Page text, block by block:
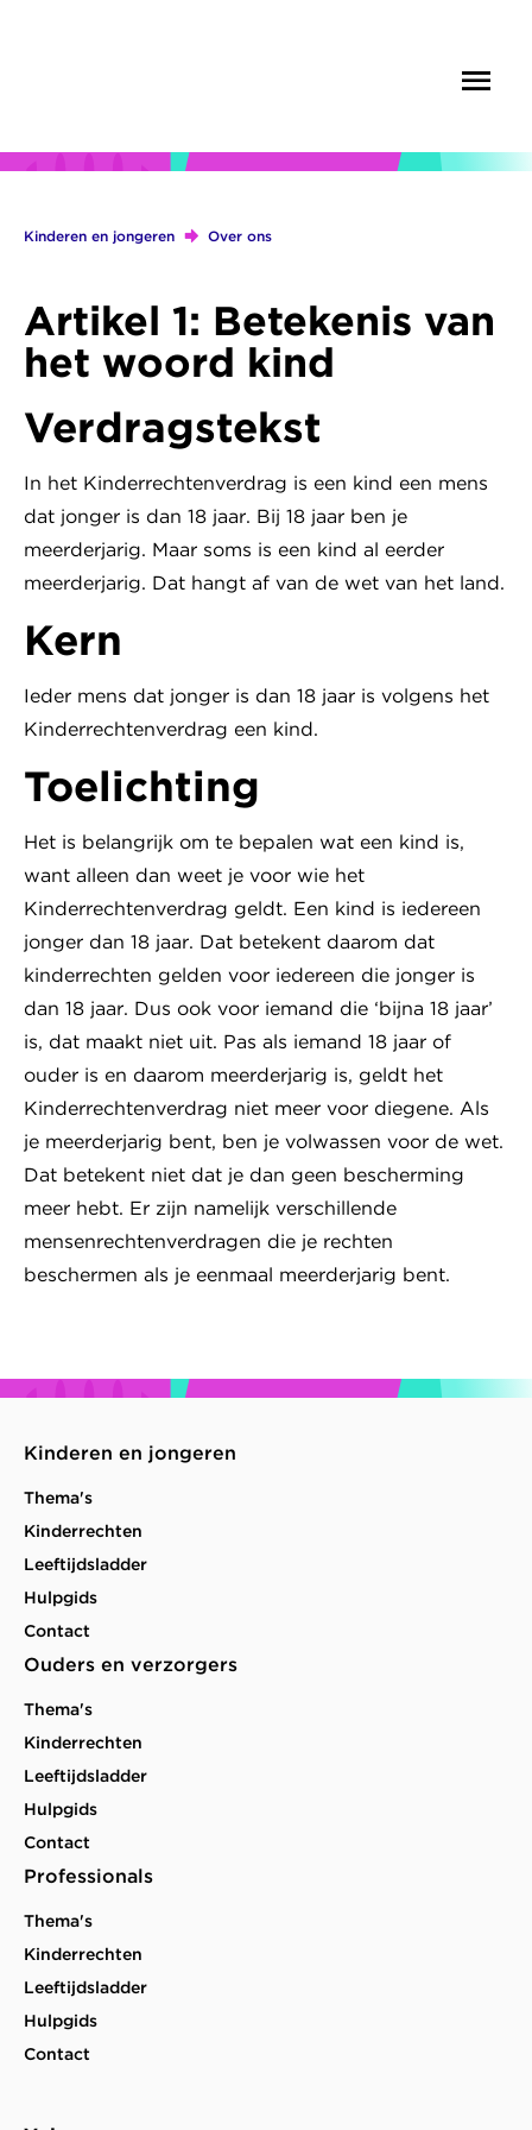
inhoud
Kinderen en jongeren Over ons
Artikel 1: Betekenis van
het woord kind
Verdragstekst
In het Kinderrechtenverdrag is een kind een mens
dat jonger is dan 18 jaar. Bij 18 jaar ben je
meerderjarig. Maar soms is een kind al eerder
meerderjarig. Dat hangt af van de wet van het land.
Kern
Ieder mens dat jonger is dan 18 jaar is volgens het
Kinderrechtenverdrag een kind.
Toelichting
Het is belangrijk om te bepalen wat een kind is,
want alleen dan weet je voor wie het
Kinderrechtenverdrag geldt. Een kind is iedereen
jonger dan 18 jaar. Dat betekent daarom dat
kinderrechten gelden voor iedereen die jonger is
dan 18 jaar. Dus ook voor iemand die ‘bijna 18 jaar’
is, dat maakt niet uit. Pas als iemand 18 jaar of
ouder is en daarom meerderjarig is, geldt het
Kinderrechtenverdrag niet meer voor diegene. Als
je meerderjarig bent, ben je volwassen voor de wet.
Dat betekent niet dat je dan geen bescherming
meer hebt. Er zijn namelijk verschillende
mensenrechtenverdragen die je rechten
beschermen als je eenmaal meerderjarig bent.
Kinderen en jongeren
Thema's
Kinderrechten
Leeftijdsladder
Hulpgids
Contact
Ouders en verzorgers
Thema's
Kinderrechten
Leeftijdsladder
Hulpgids
Contact
Professionals
Thema's
Kinderrechten
Leeftijdsladder
Hulpgids
Contact